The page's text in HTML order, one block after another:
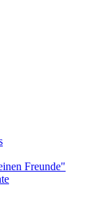
Freunde"